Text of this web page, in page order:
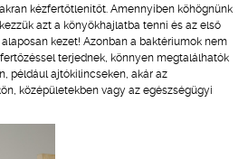
kézfertőtlenítőt. Amennyiben köhögnünk
azt a könyökhajlatba tenni és az első
kezet! Azonban a baktériumok nem
terjednek, könnyen megtalálhatók
például ajtókilincseken, akár az
középületekben vagy az egészségügyi